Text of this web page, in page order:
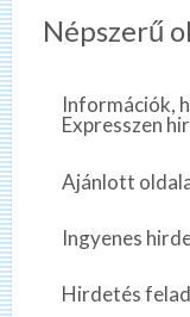
Népszerű
Információk,
Expresszen
Ajánlott
Ingyenes
Hirdetés